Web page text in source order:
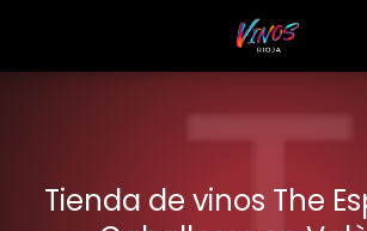
Tienda de vinos The